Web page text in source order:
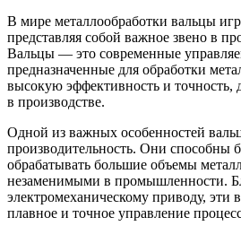
В мире металлообработки вальцы
представляя собой важное звено в
Вальцы — это современные
предназначенные для обработки
высокую эффективность и точность,
в производстве.
Одной из важных особенностей
производительность. Они способны
обрабатывать большие объемы
незаменимыми в промышленности.
электромеханическому приводу, эти
плавное и точное управление